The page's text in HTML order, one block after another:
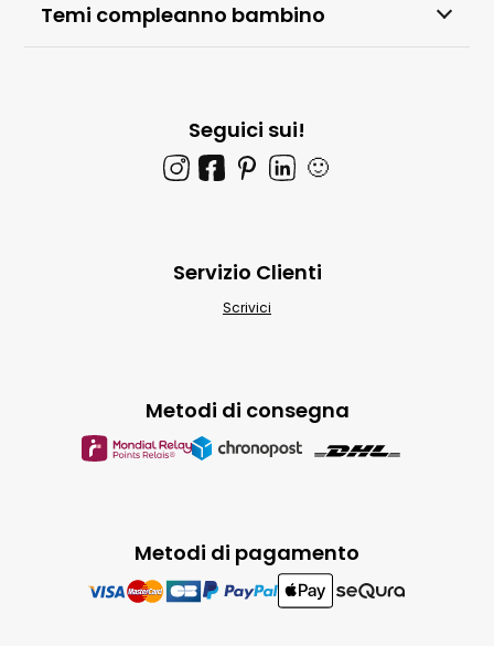
Temi compleanno bambino
Seguici sui!
🙂
Metodi di pagamento
Metodi di consegna
Servizio Clienti
Scrivici